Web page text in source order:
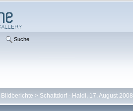
Suche
Bildberichte > Schattdorf - Haldi, 17. August 2008